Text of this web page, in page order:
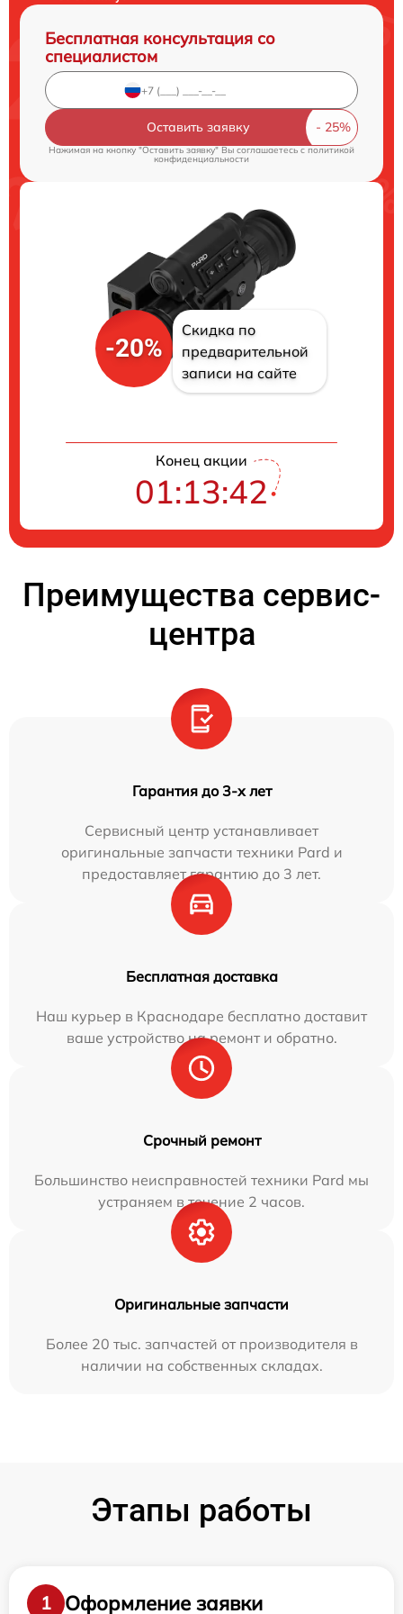
Бесплатная консультация со
специалистом
Оставить заявку
Нажимая на кнопку "Оставить заявку" Вы соглашаетесь c политикой
конфиденциальности
-20%
Скидка по
предварительной
записи на сайте
Конец акции
01:13:42
Преимущества сервис-
центра
Гарантия до 3-х лет
Сервисный центр устанавливает
оригинальные запчасти техники Pard и
предоставляет гарантию до 3 лет.
Бесплатная доставка
Наш курьер в Краснодаре бесплатно доставит
ваше устройство на ремонт и обратно.
Срочный ремонт
Большинство неисправностей техники Pard мы
устраняем в течение 2 часов.
Оригинальные запчасти
Более 20 тыс. запчастей от производителя в
наличии на собственных складах.
Этапы работы
1 Оформление заявки